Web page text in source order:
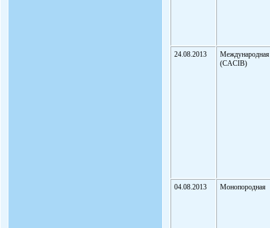
24.08.2013
Международная
(CACIB)
04.08.2013 Монопородная